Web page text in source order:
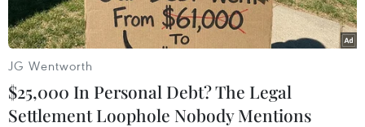
JG Wentworth
$25,000 In Personal Debt? The Legal
Settlement Loophole Nobody Mentions